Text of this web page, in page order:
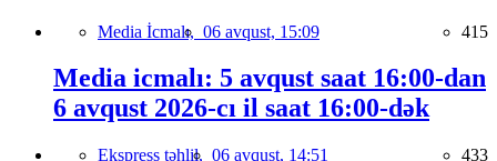
Media İcmalı, 06 avqust, 15:09 415
Media icmalı: 5 avqust saat 16:00-dan
6 avqust 2026-cı il saat 16:00-dək
Ekspress təhlil, 06 avqust, 14:51 433